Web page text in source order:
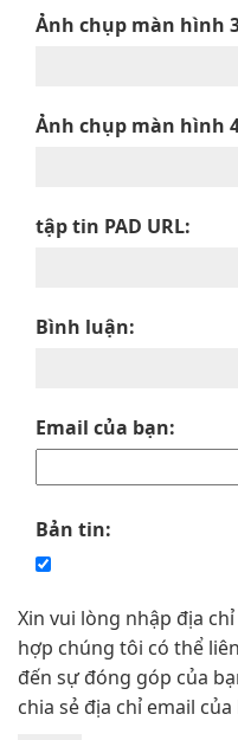
Ảnh chụp màn hình
Ảnh chụp màn hình
tập tin PAD URL:
Bình luận:
Email của bạn:
Bản tin:
Xin vui lòng nhập địa
hợp chúng tôi có thể
đến sự đóng góp của
chia sẻ địa chỉ email